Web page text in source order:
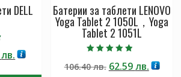
DELL
лв.Текущата
Батерии за таблети LENOVO
Yoga Tablet 2 1050L，Yoga
Tablet 2 1051L
4.50
от 5
106.40лв. Original
62.59лв.